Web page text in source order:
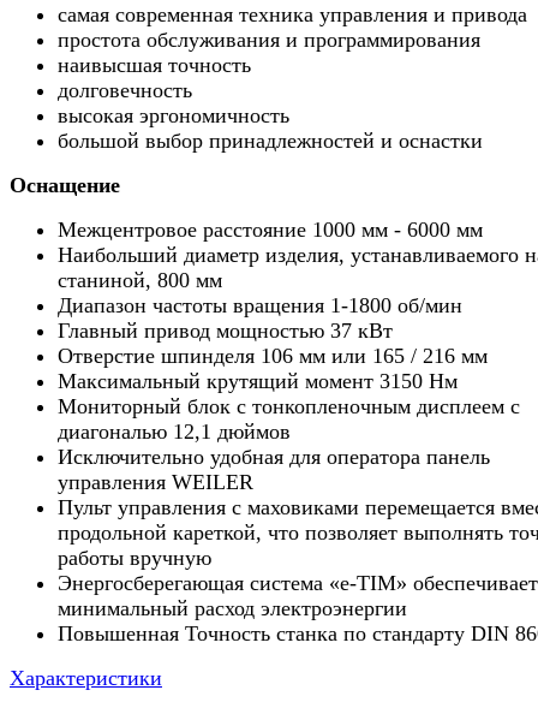
самая современная техника управления и привода
простота обслуживания и программирования
наивысшая точность
долговечность
высокая эргономичность
большой выбор принадлежностей и оснастки
Оснащение
Межцентровое расстояние 1000 мм - 6000 мм
Наибольший диаметр изделия, устанавливаемого
станиной, 800 мм
Диапазон частоты вращения 1-1800 об/мин
Главный привод мощностью 37 кВт
Отверстие шпинделя 106 мм или 165 / 216 мм
Максимальный крутящий момент 3150 Нм
Мониторный блок с тонкопленочным дисплеем с
диагональю 12,1 дюймов
Исключительно удобная для оператора панель
управления WEILER
Пульт управления с маховиками перемещается
продольной кареткой, что позволяет выполнять
работы вручную
Энергосберегающая система «e-TIM» обеспечивает
минимальный расход электроэнергии
Повышенная Точность станка по стандарту DIN
Характеристики